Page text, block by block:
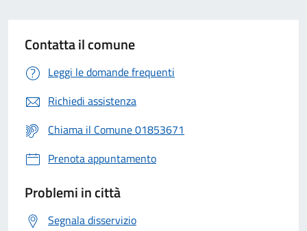
Contatta il comune
Leggi le domande frequenti
Richiedi assistenza
Chiama il Comune 01853671
Prenota appuntamento
Problemi in città
Segnala disservizio